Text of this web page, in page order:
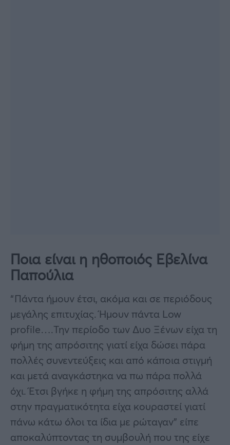
Ποια είναι η ηθοποιός Εβελίνα
Παπούλια
“Πάντα ήμουν έτσι, ακόμα και σε περιόδους
μεγάλης επιτυχίας. Ήμουν πάντα Low
profile….Την περίοδο των Δυο Ξένων είχα τη
φήμη της απρόσιτης γιατί είχα δώσει πάρα
πολλές συνεντεύξεις και από κάποια στιγμή
και μετά αναγκάστηκα να πω πάρα πολλά
όχι. Έτσι βγήκε η φήμη της απρόσιτης αλλά
στην πραγματικότητα είχα κουραστεί γιατί
πάνω κάτω όλοι τα ίδια με ρώταγαν” είπε
αποκαλύπτοντας τη συμβουλή που της είχε